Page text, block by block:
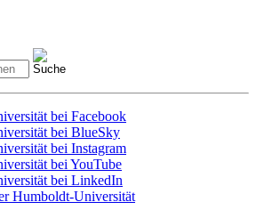
bei Facebook
bei BlueSky
bei Instagram
bei YouTube
bei LinkedIn
Humboldt-Universität